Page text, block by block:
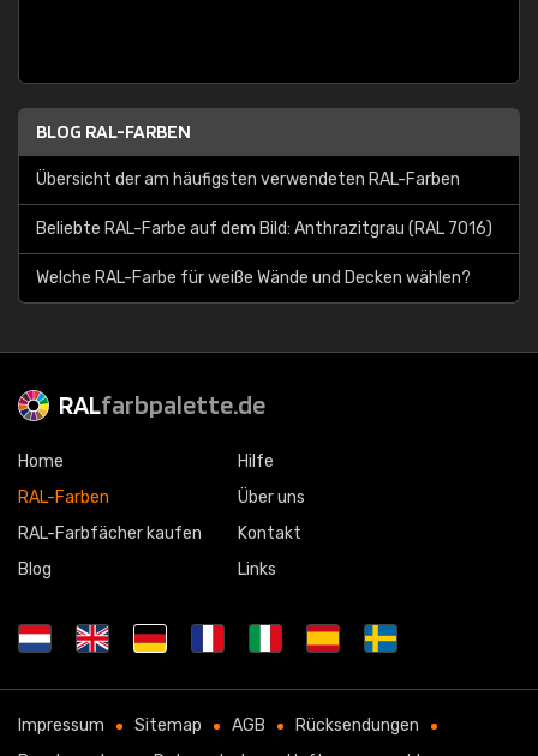
BLOG RAL-FARBEN
Übersicht der am häufigsten verwendeten RAL-Farben
Beliebte RAL-Farbe auf dem Bild: Anthrazitgrau (RAL 7016)
Welche RAL-Farbe für weiße Wände und Decken wählen?
RALfarbpalette.de
Home
RAL-Farben
RAL-Farbfächer kaufen
Blog
Hilfe
Über uns
Kontakt
Links
Impressum Sitemap AGB
Rücksendungen